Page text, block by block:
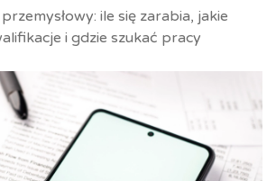
ile się zarabia, jakie
i gdzie szukać pracy